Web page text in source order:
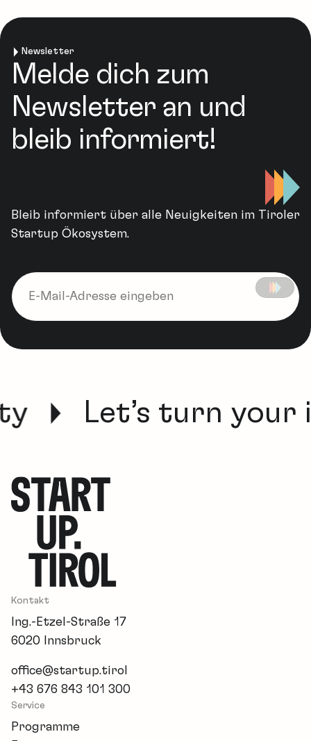
Newsletter
Melde dich zum
Newsletter an und
bleib informiert!
Bleib informiert über alle Neuigkeiten im Tiroler
Startup Ökosystem.
Let’s turn your
Kontakt
Ing.-Etzel-Straße 17
6020 Innsbruck
office@startup.tirol
+43 676 843 101 300
Service
Programme